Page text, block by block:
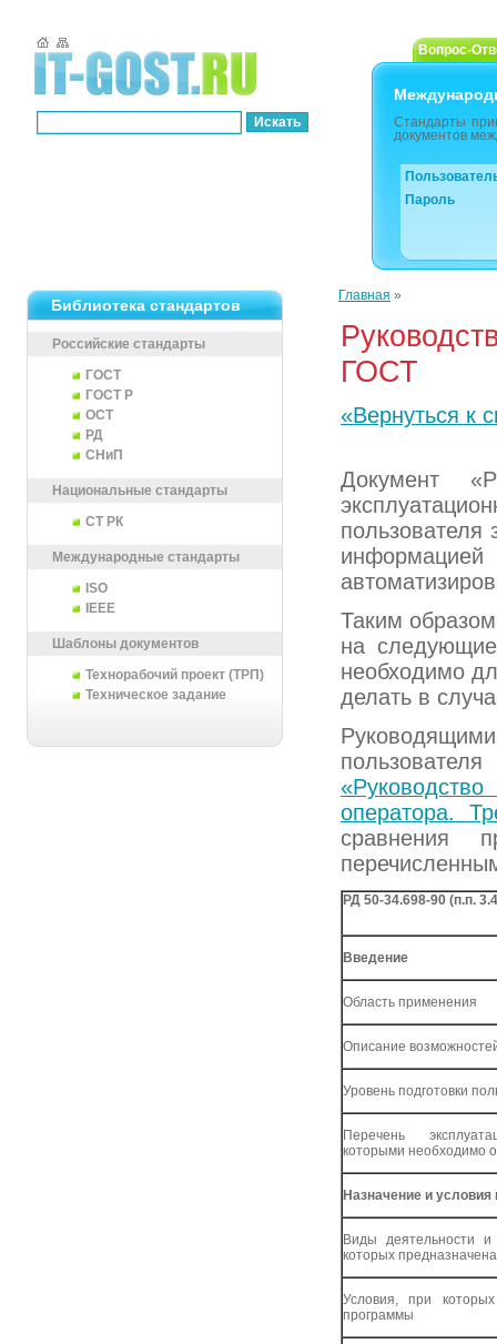
Вопрос-
Стандарты
документов
Пароль
Библиотека стандартов
Российские стандарты
ГОСТ
ГОСТ Р
ОСТ
РД
СНиП
Национальные стандарты
СТ РК
Международные стандарты
ISO
IEEE
Шаблоны документов
Технорабочий проект (ТРП)
Техническое задание
Главная »
ГОСТ
«Вернуться к
Документ
пользователя
Таким
на
необходимо
делать в
«Руководство
оператора.
сравнения
РД 50-34.698-90 (п.п.
Введение
Область применения
Описание
Уровень подготовки
Перечень
которыми необходимо
Назначение и условия
Виды деятельности
которых
Условия, при
программы